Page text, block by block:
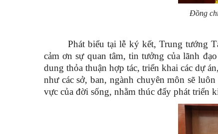
Đồng
Phát biểu tại lễ ký kết, Trung tướng
cảm ơn sự quan tâm, tin tưởng của lãnh
dung thỏa thuận hợp tác, triển khai các dự
như các sở, ban, ngành chuyên môn sẽ
vực của đời sống, nhằm thúc đẩy phát triển